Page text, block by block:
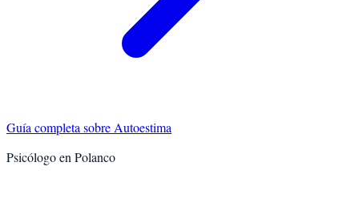
Guía completa sobre Autoestima
Psicólogo en Polanco